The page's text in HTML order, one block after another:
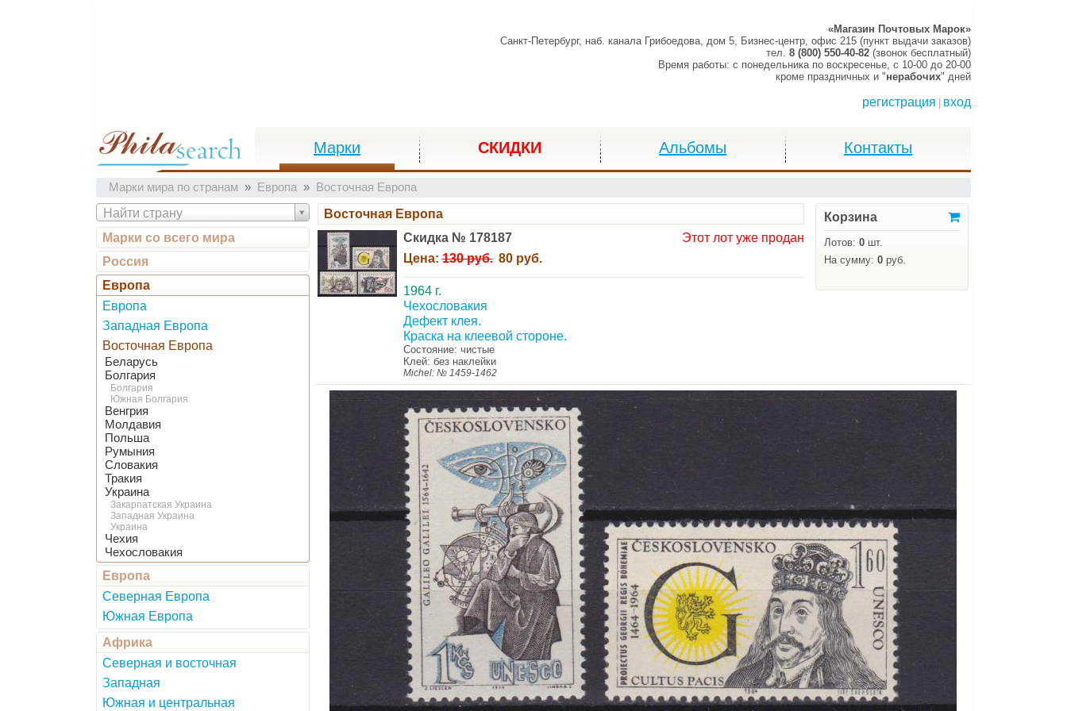
«Магазин Почтовых Марок»
Санкт-Петербург, наб. канала Грибоедова, дом 5, Бизнес-центр, офис 215 (пункт выдачи заказов)
тел. 8 (800) 550-40-82 (звонок бесплатный)
Время работы: c понедельника по воскресенье, c 10-00 до 20-00
кроме праздничных и "нерабочих" дней
регистрация вход
Марки СКИДКИ Альбомы Контакты
Марки мира по странам Европа Восточная Европа
Найти страну
Марки со всего мира
Россия
Европа
Европа
Западная Европа
Восточная Европа
Беларусь
Болгария
Болгария
Южная Болгария
Венгрия
Молдавия
Польша
Румыния
Словакия
Тракия
Украина
Закарпатская Украина
Западная Украина
Украина
Чехия
Чехословакия
Европа
Северная Европа
Южная Европа
Африка
Северная и восточная
Западная
Южная и центральная
Корзина
Лотов:0 шт.
На сумму:0 руб.
Восточная Европа
Скидка № 178187
Цена:130 руб. 80 руб.
Этот лот уже продан
1964 г.
Чехословакия
Дефект клея.
Краска на клеевой стороне.
Состояние: чистые
Клей: без наклейки
Michel: № 1459-1462